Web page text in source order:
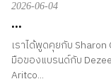
2026-06-04
...
เราได้พูดคุยกับ
มือของแบรนด์กับ
Aritco...